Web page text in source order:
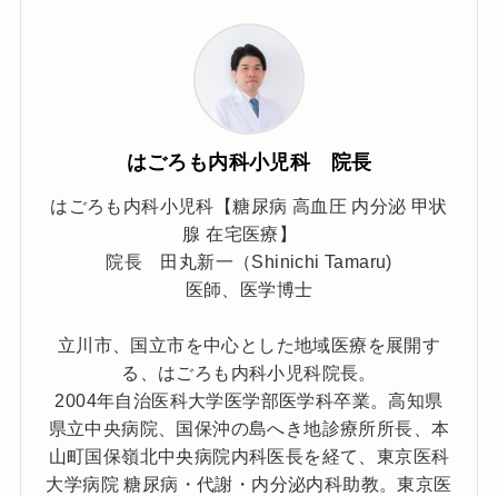
はごろも内科小児科 院長
はごろも内科小児科【糖尿病 高血圧 内分泌 甲状
腺 在宅医療】
院長 田丸新一（Shinichi Tamaru)
医師、医学博士
立川市、国立市を中心とした地域医療を展開す
る、はごろも内科小児科院長。
2004年自治医科大学医学部医学科卒業。高知県
県立中央病院、国保沖の島へき地診療所所長、本
山町国保嶺北中央病院内科医長を経て、東京医科
大学病院 糖尿病・代謝・内分泌内科助教。東京医